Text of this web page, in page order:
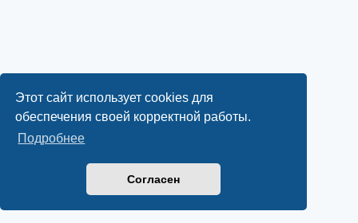
Этот сайт использует cookies для
обеспечения своей корректной работы.
Подробнее
Согласен